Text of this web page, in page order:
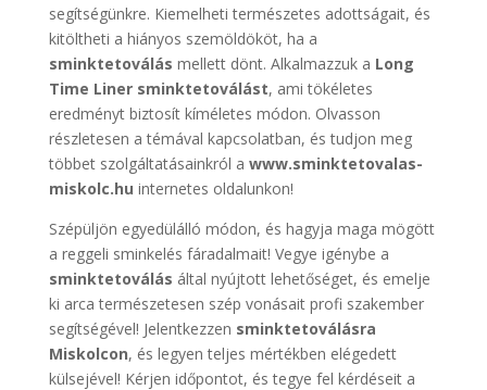
segítségünkre. Kiemelheti természetes adottságait, és
kitöltheti a hiányos szemöldököt, ha a
sminktetoválás mellett dönt. Alkalmazzuk a Long
Time Liner sminktetoválást, ami tökéletes
eredményt biztosít kíméletes módon. Olvasson
részletesen a témával kapcsolatban, és tudjon meg
többet szolgáltatásainkról a www.sminktetovalas-
miskolc.hu internetes oldalunkon!
Szépüljön egyedülálló módon, és hagyja maga mögött
a reggeli sminkelés fáradalmait! Vegye igénybe a
sminktetoválás által nyújtott lehetőséget, és emelje
ki arca természetesen szép vonásait profi szakember
segítségével! Jelentkezzen sminktetoválásra
Miskolcon, és legyen teljes mértékben elégedett
külsejével! Kérjen időpontot, és tegye fel kérdéseit a